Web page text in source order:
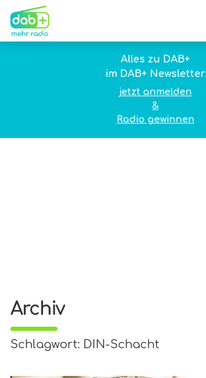
Alles zu DAB+
im DAB+ Newsletter
jetzt anmelden
&
Radio gewinnen
Archiv
Schlagwort: DIN-Schacht